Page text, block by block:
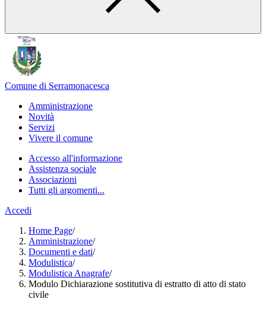
Comune di Serramonacesca
Amministrazione
Novità
Servizi
Vivere il comune
Accesso all'informazione
Assistenza sociale
Associazioni
Tutti gli argomenti...
Accedi
Home Page/
Amministrazione/
Documenti e dati/
Modulistica/
Modulistica Anagrafe/
Modulo Dichiarazione sostitutiva di estratto di atto di stato
civile